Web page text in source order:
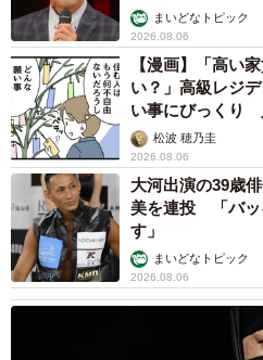
まいどなトピック
2026.08.06
【漫画】「高い
い？」高級レジ
い事にびっくり
松波 穂乃圭
2026.08.06
大河出演の39歳
美を連投 「バッ
す」
まいどなトピック
2026.08.06